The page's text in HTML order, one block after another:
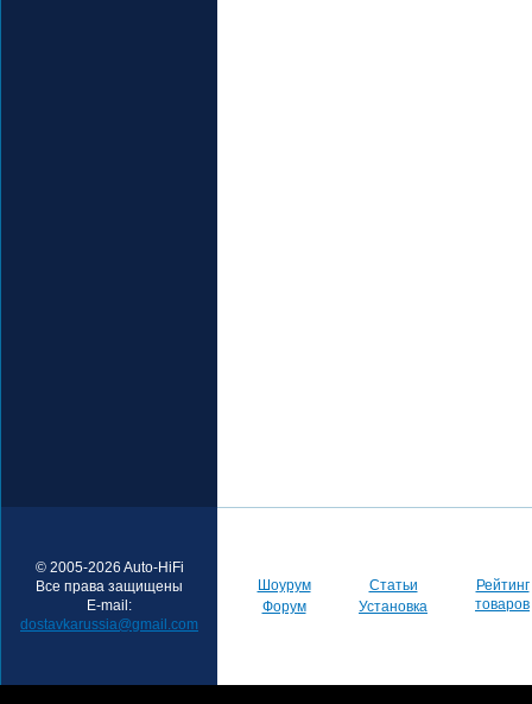
© 2005-2026 Auto-HiFi
Все права защищены
E-mail:
dostavkarussia@gmail.com
Шоурум
Форум
Статьи
Установка
Рейтинг
товаров